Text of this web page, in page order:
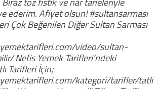
ederim. Afiyet olsun! #sultansarması
Çok Beğenilen Diğer Sultan Sarması
video/sultan-
Nefis Yemek Tarifleri’ndeki
Tarifleri İçin;
kategori/tarifler/tatli